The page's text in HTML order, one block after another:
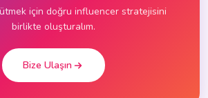
için doğru influencer stratejisini
birlikte oluşturalım.
Bize Ulaşın